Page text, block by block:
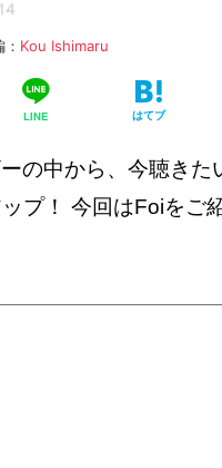
Kou Ishimaru
LINE はてブ
の中から、今聴きた
プ！ 今回はFoiをご